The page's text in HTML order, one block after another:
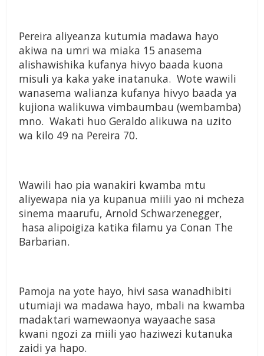
Pereira aliyeanza kutumia madawa hayo
akiwa na umri wa miaka 15 anasema
alishawishika kufanya hivyo baada kuona
misuli ya kaka yake inatanuka. Wote wawili
wanasema walianza kufanya hivyo baada ya
kujiona walikuwa vimbaumbau (wembamba)
mno. Wakati huo Geraldo alikuwa na uzito
wa kilo 49 na Pereira 70.
Wawili hao pia wanakiri kwamba mtu
aliyewapa nia ya kupanua miili yao ni mcheza
sinema maarufu, Arnold Schwarzenegger,
hasa alipoigiza katika filamu ya Conan The
Barbarian.
Pamoja na yote hayo, hivi sasa wanadhibiti
utumiaji wa madawa hayo, mbali na kwamba
madaktari wamewaonya wayaache sasa
kwani ngozi za miili yao haziwezi kutanuka
zaidi ya hapo.